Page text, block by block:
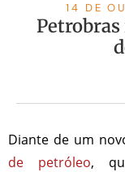
14 DE
Diante de um
de petróleo,